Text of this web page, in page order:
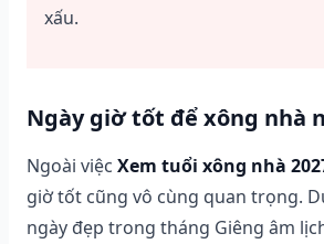
xấu.
Ngày giờ tốt để xông nhà
Ngoài việc Xem tuổi xông nhà
giờ tốt cũng vô cùng quan trọng.
ngày đẹp trong tháng Giêng âm